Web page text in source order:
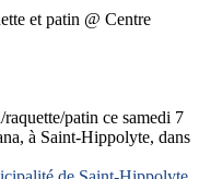
et patin @ Centre
patin ce samedi 7
à Saint-Hippolyte, dans